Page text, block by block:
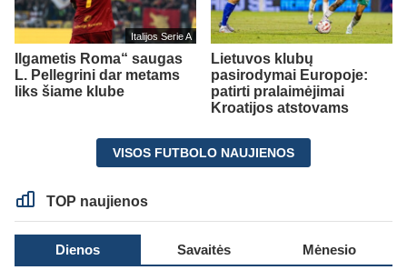
Italijos Serie A
Ilgametis Roma“ saugas
L. Pellegrini dar metams
liks šiame klube
Lietuvos klubų
pasirodymai Europoje:
patirti pralaimėjimai
Kroatijos atstovams
VISOS FUTBOLO NAUJIENOS
TOP naujienos
Dienos Savaitės Mėnesio